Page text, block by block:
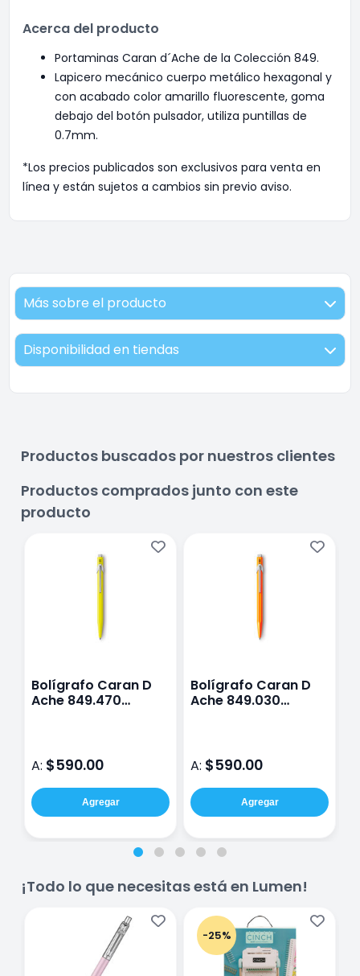
Acerca del producto
Portaminas Caran d´Ache de la Colección 849.
Lapicero mecánico cuerpo metálico hexagonal y
con acabado color amarillo fluorescente, goma
debajo del botón pulsador, utiliza puntillas de
0.7mm.
*Los precios publicados son exclusivos para venta en
línea y están sujetos a cambios sin previo aviso.
Más sobre el producto
Disponibilidad en tiendas
Productos buscados por nuestros clientes
Productos comprados junto con este
producto
Bolígrafo Caran D
Ache 849.470
A: $590.00
Agregar
Bolígrafo Caran D
Ache 849.030
A: $590.00
Agregar
¡Todo lo que necesitas está en Lumen!
-25%